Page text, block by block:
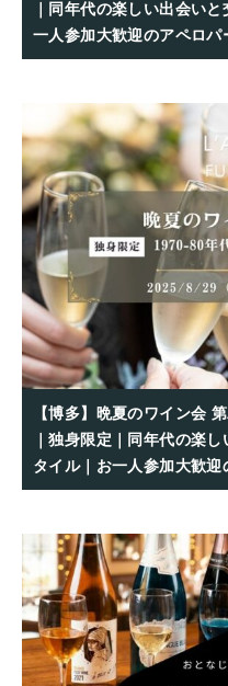
｜同年代の楽しい出会い
一人参加大歓迎のアペロパ
【博多】晩夏のワイン会
｜独身限定｜同年代の楽
タイル｜お一人参加大歓